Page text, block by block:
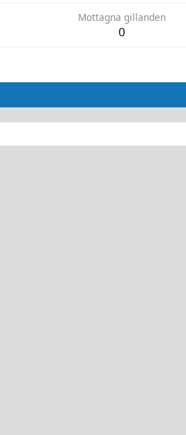
Mottagna gillanden
0